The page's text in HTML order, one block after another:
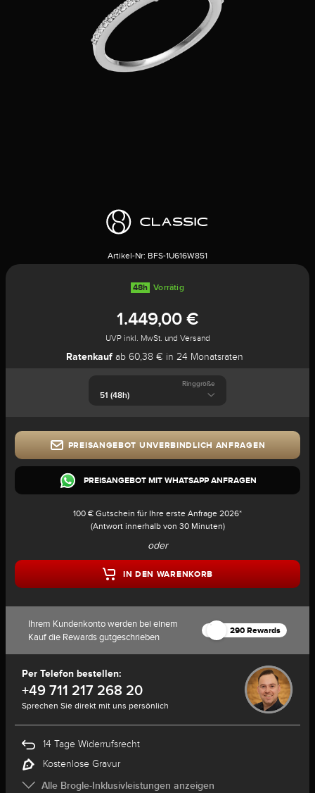
Artikel-Nr: BFS-1U616W851
48h Vorrätig
1.449,00 €
UVP inkl. MwSt. und Versand
Ratenkauf ab 60,38 € in 24 Monatsraten
Ringgröße
PREISANGEBOT UNVERBINDLICH ANFRAGEN
PREISANGEBOT MIT WHATSAPP ANFRAGEN
100 € Gutschein für Ihre erste Anfrage 2026*
(Antwort innerhalb von 30 Minuten)
oder
IN DEN WARENKORB
Ihrem Kundenkonto werden bei einem
Kauf die Rewards gutgeschrieben
290 Rewards
Per Telefon bestellen:
+49 711 217 268 20
Sprechen Sie direkt mit uns persönlich
14 Tage Widerrufsrecht
Kostenlose Gravur
Alle Brogle-Inklusivleistungen anzeigen